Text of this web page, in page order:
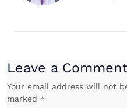
Leave a
Your email address will not
marked *